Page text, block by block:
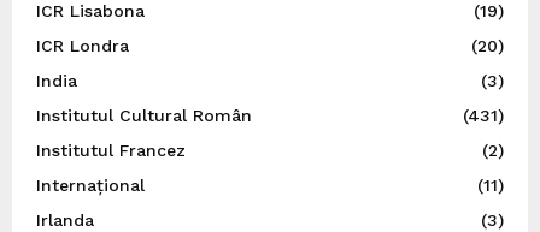
ICR Lisabona
(19)
ICR Londra
(20)
India
(3)
Institutul Cultural Român
(431)
Institutul Francez
(2)
Internațional
(11)
Irlanda
(3)